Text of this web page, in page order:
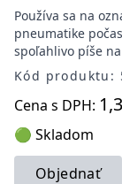
Používa sa na
pneumatike
spoľahlivo píše
Kód produktu:
Cena s DPH:
🟢 Skladom
Objednať